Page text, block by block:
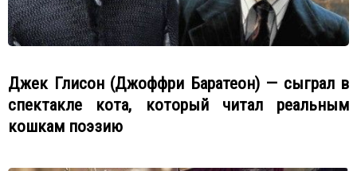
Джек Глисон (Джоффри Баратеон) — сыграл в
спектакле кота, который читал реальным
кошкам поэзию